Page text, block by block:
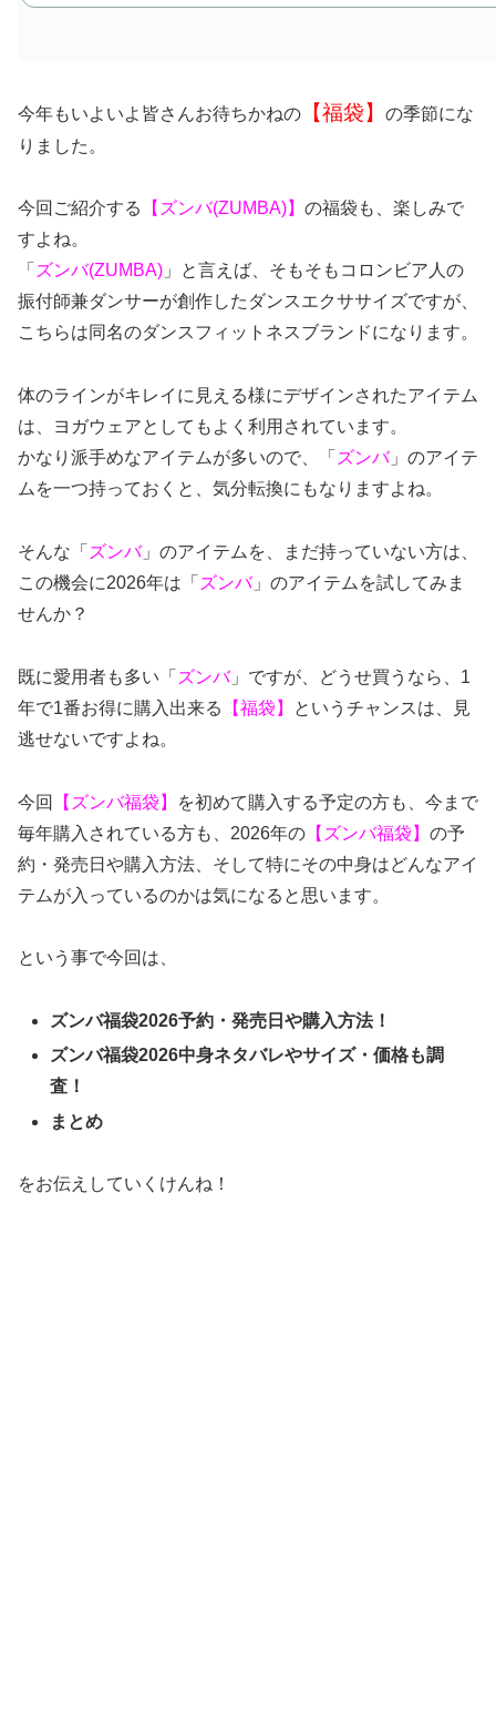
今年もいよいよ皆さんお待ちかねの 【福袋】
の季節にな
りました。
今回ご紹介する 【ズンバ(ZUMBA)】 の福袋も、楽しみで
すよね。
「 ズンバ(ZUMBA) 」と言えば、そもそもコロンビア人の
振付師兼ダンサーが創作したダンスエクササイズですが、
こちらは同名のダンスフィットネスブランドになります。
体のラインがキレイに見える様にデザインされたアイテム
は、ヨガウェアとしてもよく利用されています。
かなり派手めなアイテムが多いので、「 ズンバ」のアイテ
ムを一つ持っておくと、気分転換にもなりますよね。
そんな「 ズンバ」のアイテムを、まだ持っていない方は、
この機会に2026年は「 ズンバ」のアイテムを試してみま
せんか？
既に愛用者も多い「 ズンバ」ですが、どうせ買うなら、1
年で1番お得に購入出来る
【福袋】
というチャンスは、見
逃せないですよね。
今回 【ズンバ福袋】
を初めて購入する予定の方も、今まで
毎年購入されている方も、2026年の 【ズンバ福袋】 の予
約・発売日や購入方法、そして特にその中身はどんなアイ
テムが入っているのかは気になると思います。
という事で今回は、
ズンバ福袋2026予約・発売日や購入方法！
ズンバ福袋2026中身ネタバレやサイズ・価格も調
査！
まとめ
をお伝えしていくけんね！